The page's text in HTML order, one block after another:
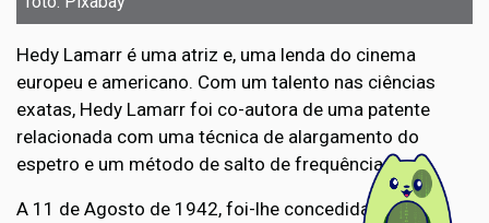
Hedy Lamarr é uma atriz e, uma lenda do cinema
europeu e americano. Com um talento nas ciências
exatas, Hedy Lamarr foi co-autora de uma patente
relacionada com uma técnica de alargamento do
espetro e um método de salto de frequência.
A 11 de Agosto de 1942, foi-lhe concedida uma